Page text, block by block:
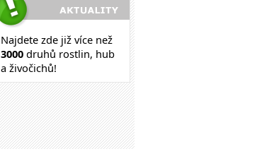
Najdete zde již více než
3000 druhů rostlin, hub
a živočichů!